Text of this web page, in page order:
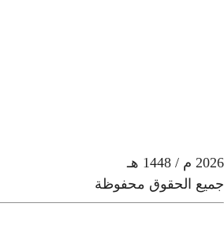
2026 م / 1448 هـ
جميع الحقوق محفوظة